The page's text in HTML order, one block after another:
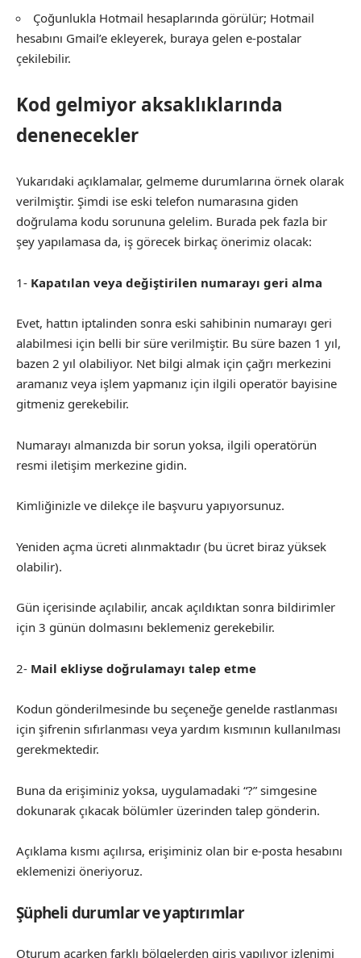
Çoğunlukla Hotmail hesaplarında görülür; Hotmail
hesabını Gmail’e ekleyerek, buraya gelen e-postalar
çekilebilir.
Kod gelmiyor aksaklıklarında
denenecekler
Yukarıdaki açıklamalar, gelmeme durumlarına örnek olarak
verilmiştir. Şimdi ise eski telefon numarasına giden
doğrulama kodu sorununa gelelim. Burada pek fazla bir
şey yapılamasa da, iş görecek birkaç önerimiz olacak:
1- Kapatılan veya değiştirilen numarayı geri alma
Evet, hattın iptalinden sonra eski sahibinin numarayı geri
alabilmesi için belli bir süre verilmiştir. Bu süre bazen 1 yıl,
bazen 2 yıl olabiliyor. Net bilgi almak için çağrı merkezini
aramanız veya işlem yapmanız için ilgili operatör bayisine
gitmeniz gerekebilir.
Numarayı almanızda bir sorun yoksa, ilgili operatörün
resmi iletişim merkezine gidin.
Kimliğinizle ve dilekçe ile başvuru yapıyorsunuz.
Yeniden açma ücreti alınmaktadır (bu ücret biraz yüksek
olabilir).
Gün içerisinde açılabilir, ancak açıldıktan sonra bildirimler
için 3 günün dolmasını beklemeniz gerekebilir.
2- Mail ekliyse doğrulamayı talep etme
Kodun gönderilmesinde bu seçeneğe genelde rastlanması
için şifrenin sıfırlanması veya yardım kısmının kullanılması
gerekmektedir.
Buna da erişiminiz yoksa, uygulamadaki “?” simgesine
dokunarak çıkacak bölümler üzerinden talep gönderin.
Açıklama kısmı açılırsa, erişiminiz olan bir e-posta hesabını
eklemenizi öneriyoruz.
Şüpheli durumlar ve yaptırımlar
Oturum açarken farklı bölgelerden giriş yapılıyor izlenimi